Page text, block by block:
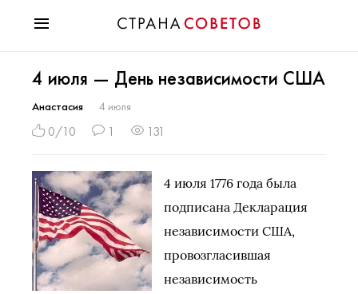
Мода
Звезды
Гороскопы
Психология
Хобби
Разное
Праздники
4 июля — День независимости США
Анастасия 4 июля
0/10 1 131
4 июля 1776 года была
подписана Декларация
независимости США,
провозгласившая
независимость